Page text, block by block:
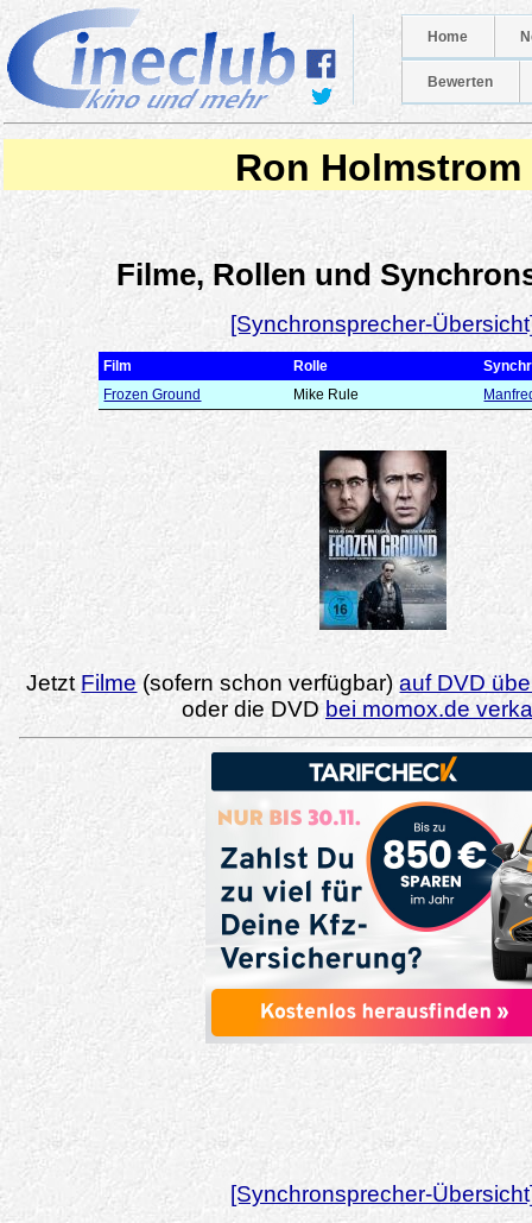
Home
Bewerten
Ron Holmstrom
Filme, Rollen und
[Synchronsprecher-
Film Rolle
Frozen Ground
Mike Rule
Jetzt Filme (sofern schon verfügbar)auf DVD
oder die DVD bei momox.de
[Synchronsprecher-